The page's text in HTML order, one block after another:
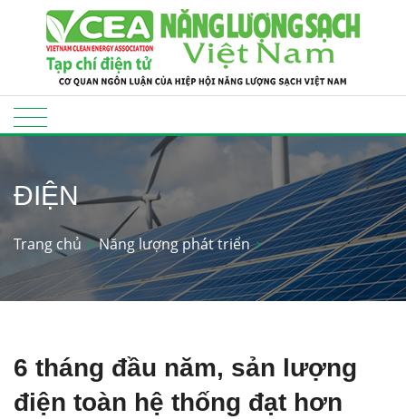
ĐIỆN
Trang chủ Năng lượng phát triển
6 tháng đầu năm, sản lượng
điện toàn hệ thống đạt hơn